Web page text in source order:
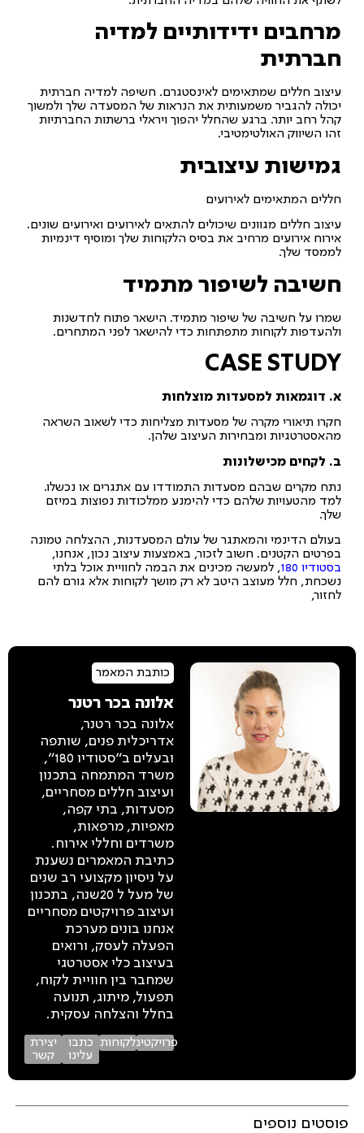
מרחבים ידידותיים למדיה
חברתית
עיצוב חללים שמתאימים לאינסטגרם. חשיפה למדיה חברתית
יכולה להגביר משמעותית את הנראות של המסעדה שלך ולמשוך
קהל רחב יותר. ברגע שהחלל יהפוך ויראלי ברשתות החברתיות
זהו השיווק האולטימטיבי.
גמישות עיצובית
חללים המתאימים לאירועים
עיצוב חללים מגוונים שיכולים להתאים לאירועים ואירועים שונים.
אירוח אירועים מרחיב את בסיס הלקוחות שלך ומוסיף דינמיות
לממסד שלך.
חשיבה לשיפור מתמיד
שמרו על חשיבה של שיפור מתמיד. הישאר פתוח לחדשנות
ולהעדפות לקוחות מתפתחות כדי להישאר לפני המתחרים.
CASE STUDY
א. דוגמאות למסעדות מוצלחות
חקרו תיאורי מקרה של מסעדות מצליחות כדי לשאוב השראה
מהאסטרטגיות ומבחירות העיצוב שלהן.
ב. לקחים מכישלונות
נתח מקרים שבהם מסעדות התמודדו עם אתגרים או נכשלו.
למד מהטעויות שלהם כדי להימנע ממלכודות נפוצות במיזם
שלך.
בעולם הדינמי והמאתגר של עולם המסעדנות, ההצלחה טמונה
בפרטים הקטנים. חשוב לזכור, באמצעות עיצוב נכון, אנחנו,
בסטודיו 180
, למעשה מכינים את הבמה לחוויית אוכל בלתי
נשכחת, חלל מעוצב היטב לא רק מושך לקוחות אלא גורם להם
לחזור,
כותבת המאמר
אלונה בכר רטנר
אלונה בכר רטנר,
אדריכלית פנים, שותפה
ובעלים ב"סטודיו 180",
משרד המתמחה בתכנון
ועיצוב חללים מסחריים,
מסעדות, בתי קפה,
מאפיות, מרפאות,
משרדים וחללי אירוח.
כתיבת המאמרים נשענת
על ניסיון מקצועי רב שנים
של מעל ל 20שנה, בתכנון
ועיצוב פרויקטים מסחריים
אנחנו בונים מערכת
הפעלה לעסק, ורואים
בעיצוב כלי אסטרטגי
שמחבר בין חוויית לקוח,
תפעול, מיתוג, תנועה
בחלל והצלחה עסקית.
פרויקטיםלקוחות כתבו
עלינו
יצירת
קשר
פוסטים נוספים